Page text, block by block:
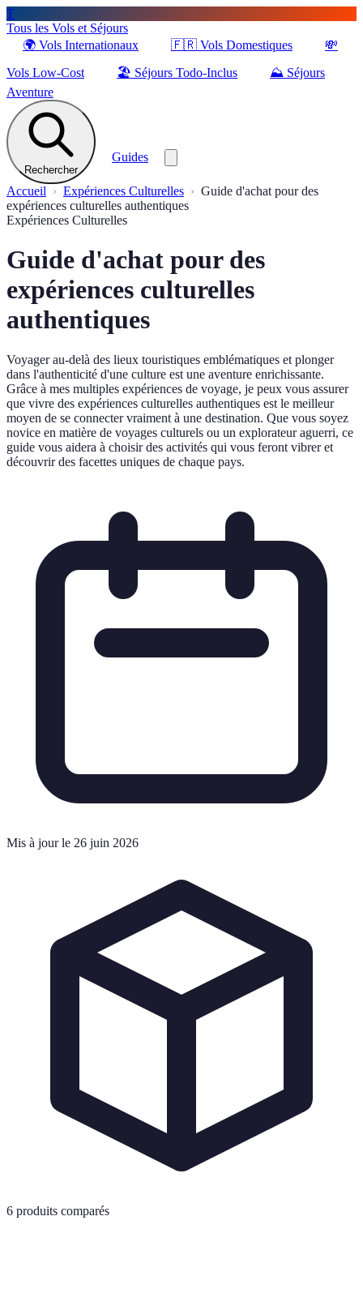
T
Tous les Vols et Séjours
🌍 Vols Internationaux 🇫🇷 Vols Domestiques
💸
Vols Low-Cost
🏖️ Séjours Todo-Inclus ⛰️ Séjours
Aventure
Rechercher
Guides
Accueil Expériences Culturelles
Guide d'achat pour des
expériences culturelles authentiques
Expériences Culturelles
Guide d'achat pour des
expériences culturelles
authentiques
Voyager au-delà des lieux touristiques emblématiques et plonger
dans l'authenticité d'une culture est une aventure enrichissante.
Grâce à mes multiples expériences de voyage, je peux vous assurer
que vivre des expériences culturelles authentiques est le meilleur
moyen de se connecter vraiment à une destination. Que vous soyez
novice en matière de voyages culturels ou un explorateur aguerri, ce
guide vous aidera à choisir des activités qui vous feront vibrer et
découvrir des facettes uniques de chaque pays.
Mis à jour le 26 juin 2026
6 produits comparés